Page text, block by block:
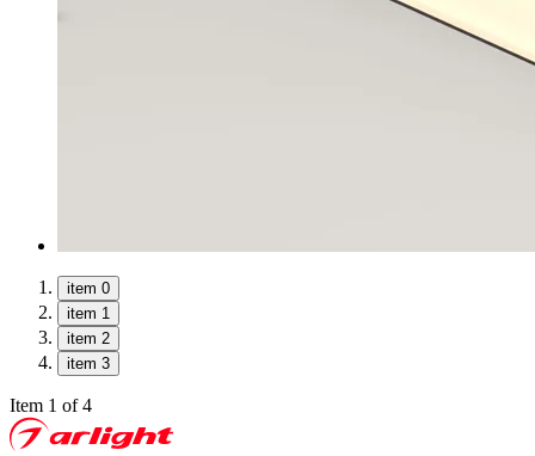
item 0
item 1
item 2
item 3
Item 1 of 4